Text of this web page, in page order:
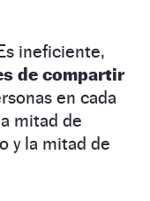
ineficiente,
de compartir
en cada
mitad de
y la mitad de